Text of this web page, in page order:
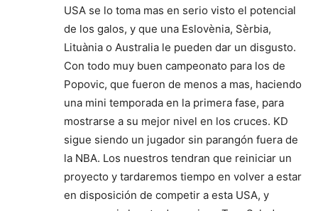
USA se lo toma mas en serio visto el potencial
de los galos, y que una Eslovènia, Sèrbia,
Lituània o Australia le pueden dar un disgusto.
Con todo muy buen campeonato para los de
Popovic, que fueron de menos a mas, haciendo
una mini temporada en la primera fase, para
mostrarse a su mejor nivel en los cruces. KD
sigue siendo un jugador sin parangón fuera de
la NBA. Los nuestros tendran que reiniciar un
proyecto y tardaremos tiempo en volver a estar
en disposición de competir a esta USA, y